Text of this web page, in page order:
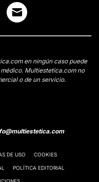
en ningún caso puede
Multiestetica.com no
o de un servicio.
DE USO COOKIES
POLÍTICA EDITORIAL